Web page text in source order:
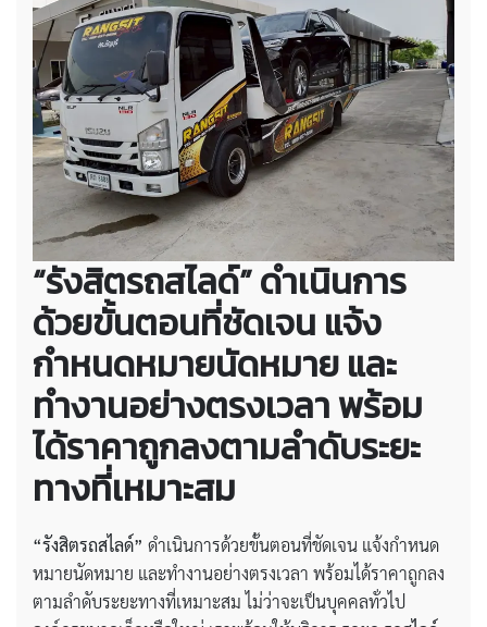
“รังสิตรถสไลด์” ดำเนินการ
ด้วยขั้นตอนที่ชัดเจน แจ้ง
กำหนดหมายนัดหมาย และ
ทำงานอย่างตรงเวลา พร้อม
ได้ราคาถูกลงตามลำดับระยะ
ทางที่เหมาะสม
“รังสิตรถสไลด์” ดำเนินการด้วยขั้นตอนที่ชัดเจน แจ้งกำหนด
หมายนัดหมาย และทำงานอย่างตรงเวลา พร้อมได้ราคาถูกลง
ตามลำดับระยะทางที่เหมาะสม ไม่ว่าจะเป็นบุคคลทั่วไป